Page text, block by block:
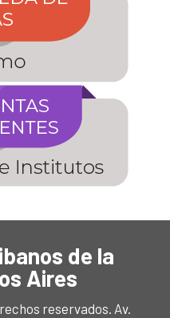
de la
Aires
reservados. Av.